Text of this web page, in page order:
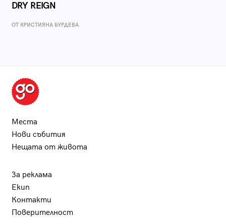
DRY REIGN
ОТ КРИСТИЯНА БУРДЕВА
Места
Нови събития
Нещата от живота
За реклама
Екип
Контакти
Поверителност